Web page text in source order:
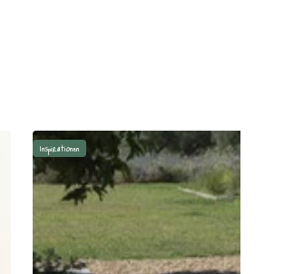
Inspirationen